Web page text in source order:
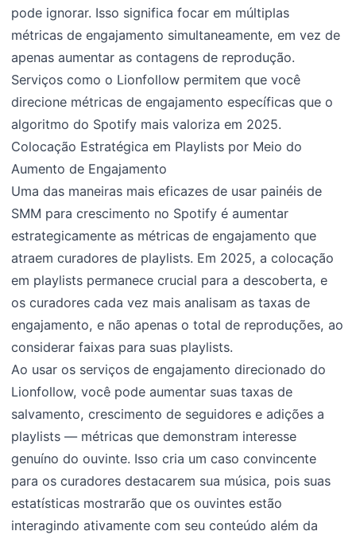
pode ignorar. Isso significa focar em múltiplas
métricas de engajamento simultaneamente, em vez de
apenas aumentar as contagens de reprodução.
Serviços como o Lionfollow permitem que você
direcione métricas de engajamento específicas que o
algoritmo do Spotify mais valoriza em 2025.
Colocação Estratégica em Playlists por Meio do
Aumento de Engajamento
Uma das maneiras mais eficazes de usar painéis de
SMM para crescimento no Spotify é aumentar
estrategicamente as métricas de engajamento que
atraem curadores de playlists. Em 2025, a colocação
em playlists permanece crucial para a descoberta, e
os curadores cada vez mais analisam as taxas de
engajamento, e não apenas o total de reproduções, ao
considerar faixas para suas playlists.
Ao usar os serviços de engajamento direcionado do
Lionfollow, você pode aumentar suas taxas de
salvamento, crescimento de seguidores e adições a
playlists — métricas que demonstram interesse
genuíno do ouvinte. Isso cria um caso convincente
para os curadores destacarem sua música, pois suas
estatísticas mostrarão que os ouvintes estão
interagindo ativamente com seu conteúdo além da